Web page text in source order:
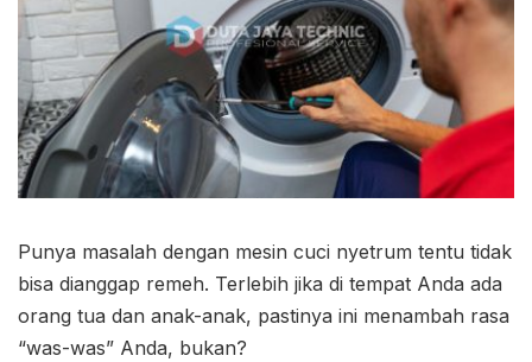
Punya masalah dengan mesin cuci nyetrum tentu tidak
bisa dianggap remeh. Terlebih jika di tempat Anda ada
orang tua dan anak-anak, pastinya ini menambah rasa
“was-was” Anda, bukan?